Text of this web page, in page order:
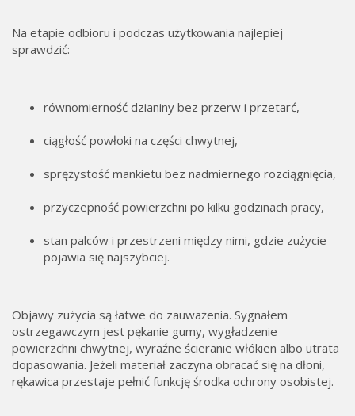
Na etapie odbioru i podczas użytkowania najlepiej
sprawdzić:
równomierność dzianiny bez przerw i przetarć,
ciągłość powłoki na części chwytnej,
sprężystość mankietu bez nadmiernego rozciągnięcia,
przyczepność powierzchni po kilku godzinach pracy,
stan palców i przestrzeni między nimi, gdzie zużycie
pojawia się najszybciej.
Objawy zużycia są łatwe do zauważenia. Sygnałem
ostrzegawczym jest pękanie gumy, wygładzenie
powierzchni chwytnej, wyraźne ścieranie włókien albo utrata
dopasowania. Jeżeli materiał zaczyna obracać się na dłoni,
rękawica przestaje pełnić funkcję środka ochrony osobistej.